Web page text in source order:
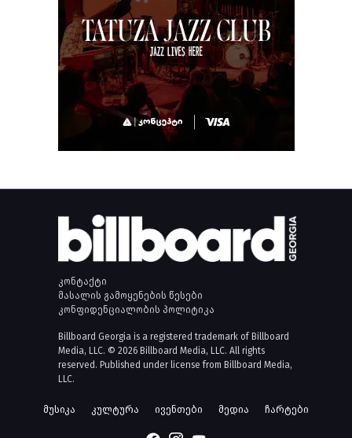
კონტაქტი
მასალის გამოყენების წესები
კონფიდენციალობის პოლიტიკა
Billboard Georgia is a registered trademark of Billboard
Media, LLC. © 2026 Billboard Media, LLC. All rights
reserved. Published under license from Billboard Media,
LLC.
მუსიკა კულტურა ივენთები მედია ჩარტები